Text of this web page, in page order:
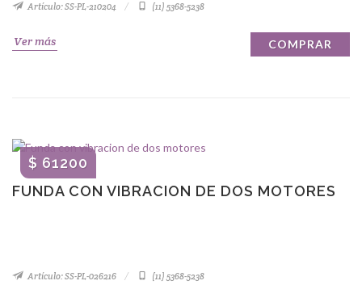
Artículo: SS-PL-210204 (11) 5368-5238
Ver más COMPRAR
FUNDA CON VIBRACION DE DOS MOTORES
$ 61200
Artículo: SS-PL-026216 (11) 5368-5238